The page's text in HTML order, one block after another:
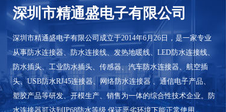
深圳市精通盛电子有限公司
深圳市精通盛电子有限公司成立于2014年6月26日，是一家专业
从事防水连接器、防水连接线、发热地暖线、LED防水连接线、
防水插头、工业防水插头、传感器、汽车防水连接器、航空插
头、USB防水RJ45连接器、网络防水连接器 、通信电子产品、
塑胶产品等研发、开模生产、销售为一体的综合性技术企业。防
水连接器可达到IP68防水等级,保证恶劣环境下能正常使用。